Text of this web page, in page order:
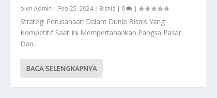
olehAdmin | Feb 25, 2024| Bisnis | 0 |
Strategi Perusahaan Dalam Dunia Bisnis Yang
Kompetitif Saat Ini Mempertahankan Pangsa Pasar
Dan...
BACA SELENGKAPNYA